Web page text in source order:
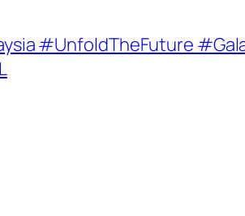
#UnfoldTheFuture